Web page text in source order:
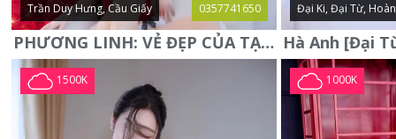
Trần Duy Hưng, Cầu Giấy 0357741650
PHƯƠNG LINH: VẺ ĐẸP CỦA TẠO HÓA, XINH ĐẸP, SEXY, QUYỄN RŨ
Đại Ki, Đại Từ,
1500K 1000K